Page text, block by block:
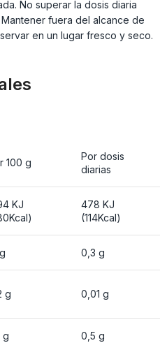
No superar la dosis diaria
fuera del alcance de
en un lugar fresco y seco.
100 g
Por dosis
diarias
KJ
478 KJ
(114Kcal)
0,3 g
g 0,01 g
g 0,5 g